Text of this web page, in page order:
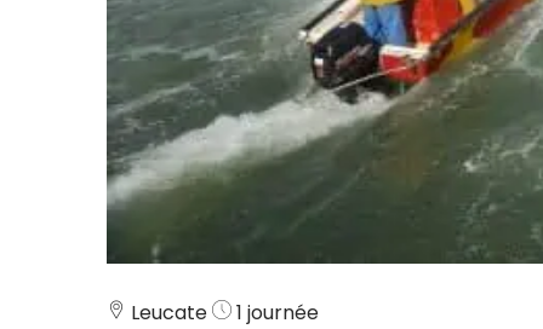
Leucate
1 journée